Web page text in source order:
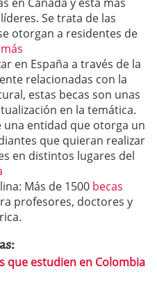
Se trata de las
otorgan a residentes de
en España a través de la
relacionadas con la
estas becas son unas
en la temática.
una entidad que otorga un
que quieran realizar
en distintos lugares del
Más de 1500 becas
profesores, doctores y
que estudien en Colombia